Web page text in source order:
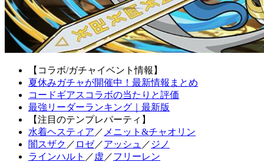
【コラボ/ガチャイベント情報】
夏休みガチャが開催中！最新情報まとめ
コードギアスコラボの当たりと評価
最強リーダーランキング｜最新版
【注目のテンプレパーティ】
水着ヘスティア ／ メニット&チャオリン
闇スザク ／ ロゼ／アッシュ ／ ジノ
ラインハルト ／ 虚 ／フリーレン